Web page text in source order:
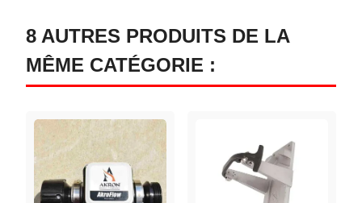
8 AUTRES PRODUITS DE LA
MÊME CATÉGORIE :